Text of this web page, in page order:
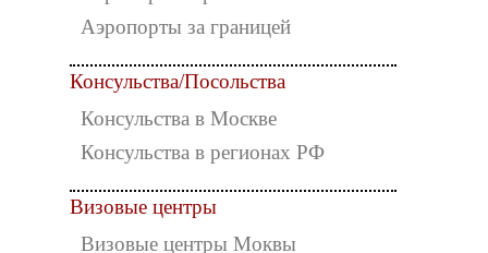
Аэропорты за границей
Консульства/Посольства
Консульства в Москве
Консульства в регионах РФ
Визовые центры
Визовые центры Моквы